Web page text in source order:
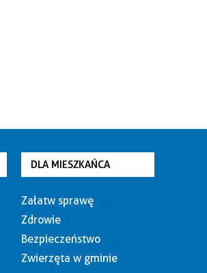
DLA MIESZKAŃCA
Załatw sprawę
Zdrowie
Bezpieczeństwo
Zwierzęta w gminie